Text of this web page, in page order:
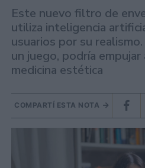
Este nuevo filtro de
utiliza inteligencia
usuarios por su
un juego, podría empujar
medicina estética
COMPARTÍ ESTA NOTA